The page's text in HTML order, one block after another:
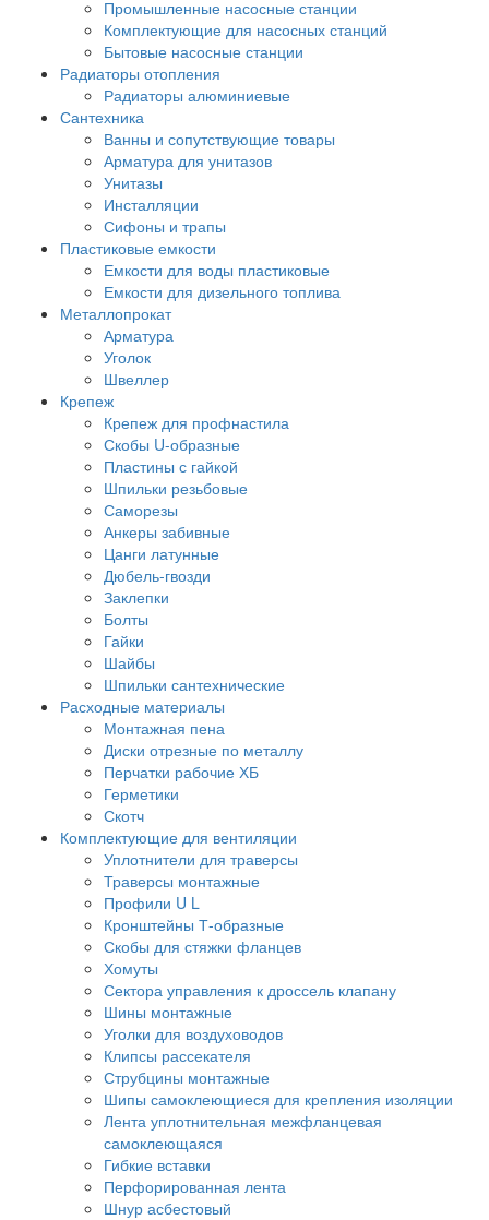
Промышленные насосные станции
Комплектующие для насосных станций
Бытовые насосные станции
Радиаторы отопления
Радиаторы алюминиевые
Сантехника
Ванны и сопутствующие товары
Арматура для унитазов
Унитазы
Инсталляции
Сифоны и трапы
Пластиковые емкости
Емкости для воды пластиковые
Емкости для дизельного топлива
Металлопрокат
Арматура
Уголок
Швеллер
Крепеж
Крепеж для профнастила
Скобы U-образные
Пластины с гайкой
Шпильки резьбовые
Саморезы
Анкеры забивные
Цанги латунные
Дюбель-гвозди
Заклепки
Болты
Гайки
Шайбы
Шпильки сантехнические
Расходные материалы
Монтажная пена
Диски отрезные по металлу
Перчатки рабочие ХБ
Герметики
Скотч
Комплектующие для вентиляции
Уплотнители для траверсы
Траверсы монтажные
Профили U L
Кронштейны Т-образные
Скобы для стяжки фланцев
Хомуты
Сектора управления к дроссель клапану
Шины монтажные
Уголки для воздуховодов
Клипсы рассекателя
Струбцины монтажные
Шипы самоклеющиеся для крепления изоляции
Лента уплотнительная межфланцевая
самоклеющаяся
Гибкие вставки
Перфорированная лента
Шнур асбестовый